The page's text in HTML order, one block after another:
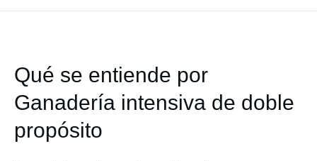
Qué se entiende por
Ganadería intensiva de doble
propósito